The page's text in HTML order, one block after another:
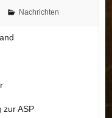
Nachrichten
zur ASP